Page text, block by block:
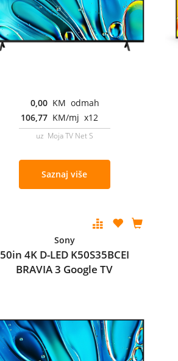
0,00 KM odmah
106,77 KM/mj x12
uz Moja TV Net S
Saznaj više
Sony
50in 4K D-LED K50S35BCEI
BRAVIA 3 Google TV